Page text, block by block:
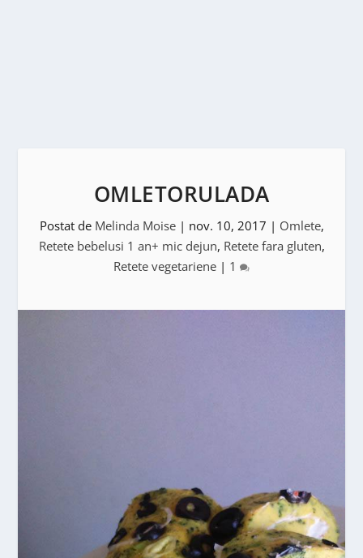
OMLETORULADA
Postat de Melinda Moise| nov. 10, 2017 | Omlete,
Retete bebelusi 1 an+ mic dejun, Retete fara gluten,
Retete vegetariene | 1